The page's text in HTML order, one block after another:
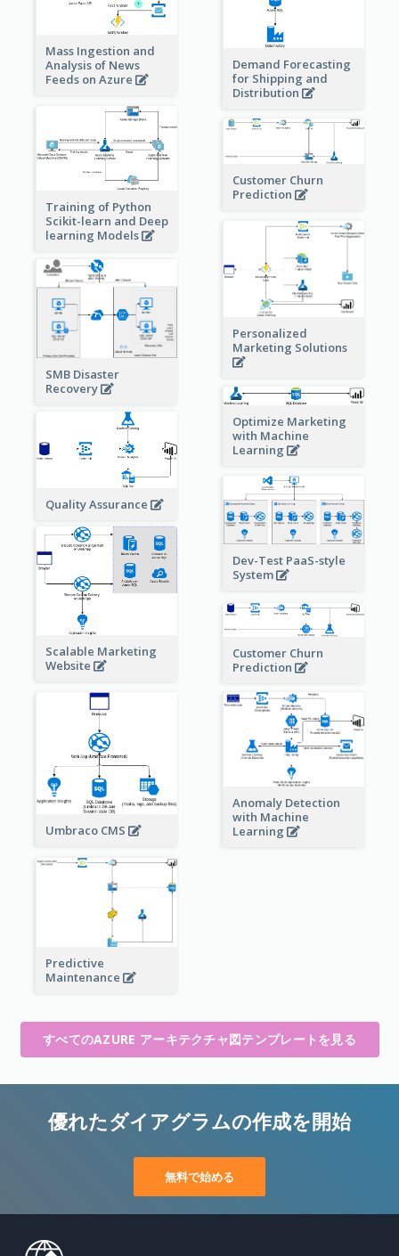
Mass Ingestion and
Analysis of News
Feeds on Azure
Demand Forecasting
for Shipping and
Distribution
Training of Python
Scikit-learn and Deep
learning Models
Customer Churn
Prediction
Personalized
Marketing Solutions
SMB Disaster
Recovery
Optimize Marketing
with Machine
Learning
Quality Assurance
Dev-Test PaaS-style
System
Scalable Marketing
Website
Customer Churn
Prediction
Umbraco CMS
Anomaly Detection
with Machine
Learning
Predictive
Maintenance
すべてのAZURE アーキテクチャ図テンプレートを見る
優れたダイアグラムの作成を開始
無料で始める